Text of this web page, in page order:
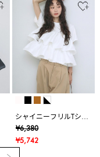
シャイニーフリルTシャ
ツ
¥6,380
¥5,742